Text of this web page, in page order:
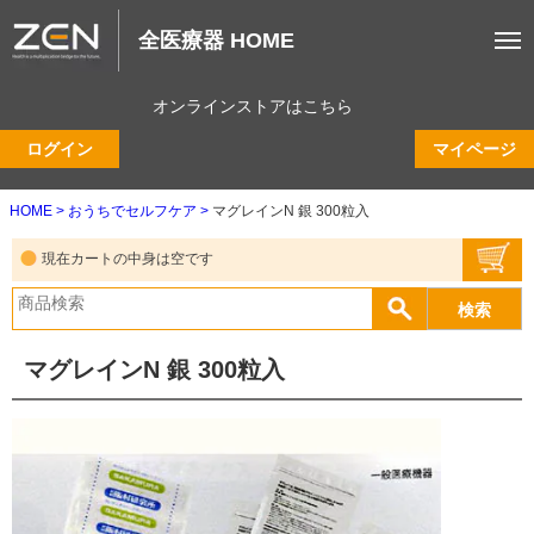
全医療器 HOME
オンラインストアはこちら
ログイン マイページ
HOME おうちでセルフケア マグレインN 銀 300粒入
現在カートの中身は空です
マグレインN 銀 300粒入